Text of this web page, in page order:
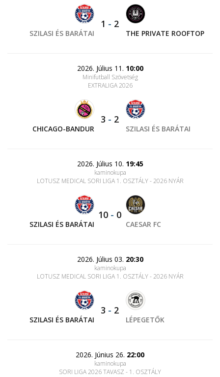
SZILASI ÉS BARÁTAI
1 - 2
THE PRIVATE ROOFTOP
2026. Július 11. 10:00
Minifutball Szövetség
EXTRALIGA 2026
CHICAGO-BANDUR
3 - 2
SZILASI ÉS BARÁTAI
2026. Július 10. 19:45
kaminokupa
LOTUSZ MEDICAL SORI LIGA 1. OSZTÁLY - 2026 NYÁR
SZILASI ÉS BARÁTAI
10 - 0
CAESAR FC
2026. Július 03. 20:30
kaminokupa
LOTUSZ MEDICAL SORI LIGA 1. OSZTÁLY - 2026 NYÁR
SZILASI ÉS BARÁTAI
3 - 2
LÉPEGETŐK
2026. Június 26. 22:00
kaminokupa
SORI LIGA 2026 TAVASZ - 1. OSZTÁLY